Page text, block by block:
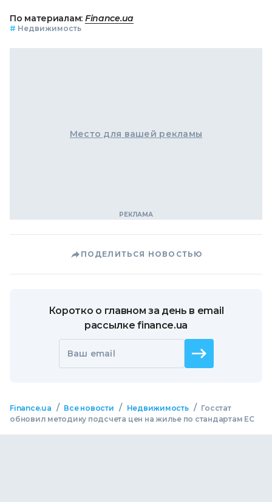
По материалам: Finance.ua
# Недвижимость
Место для вашей рекламы
ПОДЕЛИТЬСЯ НОВОСТЬЮ
Коротко о главном за день в email
рассылке finance.ua
Ваш email
Finance.ua / Все новости / Недвижимость / Госстат
обновил методику подсчета цен на жилье по стандартам ЕС